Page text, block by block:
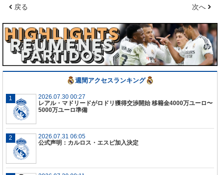
し、試合を止めてプロトコルを発動させた。良かっ
アセンシオを交代させた理由
それには2つの理由がある。その影響を受けていたこ
と、そしてイエローカードをもらっていたことだ。
アセンシオの様子
スタジアムで「死ね」と叫ばれることを誰も望んで
いない。その点で影響を受けていた。感情面が試合
に影響する可能性があるため、交代させたんだ。
右サイドバック
様子を見なければならない。アセンシオのプレーは
気に入っていた。
ンシオ）ともそこでプレーできる。あのポジション
戻る 次へ
週間アクセスランキング
2026.07.30 00:27
レアル・マドリードがロドリ獲得交渉開始 移籍金4000万ユーロ〜
5000万ユーロ準備
2026.07.31 06:05
公式声明：カルロス・エスピ加入決定